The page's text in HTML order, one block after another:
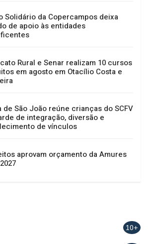
Solidário da Copercampos deixa
de apoio às entidades
Rural e Senar realizam 10 cursos
em agosto em Otacílio Costa e
de São João reúne crianças do SCFV
de integração, diversão e
de vínculos
aprovam orçamento da Amures
10+